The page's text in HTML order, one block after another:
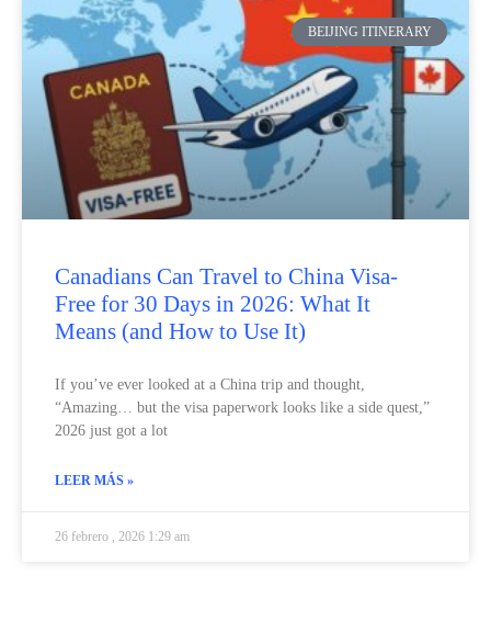
BEIJING ITINERARY
Canadians Can Travel to China Visa-
Free for 30 Days in 2026: What It
Means (and How to Use It)
If you’ve ever looked at a China trip and thought,
“Amazing… but the visa paperwork looks like a side quest,”
2026 just got a lot
LEER MÁS »
26 febrero , 2026 1:29 am